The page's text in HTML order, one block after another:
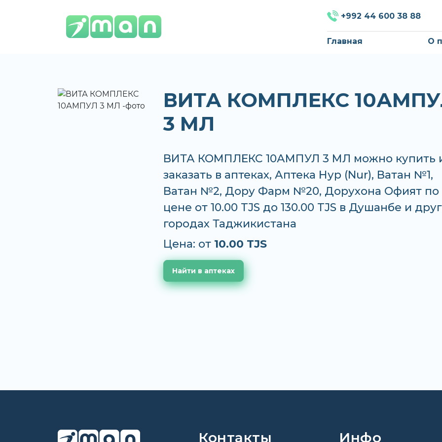
+992 44 600 38 88
Главная О
ВИТА КОМПЛЕКС
3 МЛ
ВИТА КОМПЛЕКС 10АМПУЛ 3 МЛ можно купить
заказать в аптеках, Аптека Нур (Nur), Ватан №1,
Ватан №2, Дору Фарм №20, Дорухона Офият по
цене от 10.00 TJS до 130.00 TJS в Душанбе и
городах Таджикистана
Цена: от 10.00 TJS
Найти в аптеках
Контакты Инфо